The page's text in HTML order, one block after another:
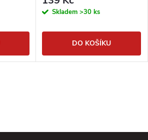
Skladem >30 ks
DO KOŠÍKU